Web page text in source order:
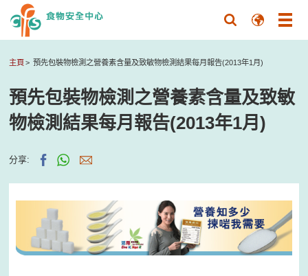
主頁 預先包裝物檢測之營養素含量及致敏物檢測結果每月報告(2013年1月)
預先包裝物檢測之營養素含量及致敏
物檢測結果每月報告(2013年1月)
分享: